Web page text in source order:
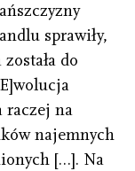
sprawiły,
do
raczej na
najemnych
[…]. Na